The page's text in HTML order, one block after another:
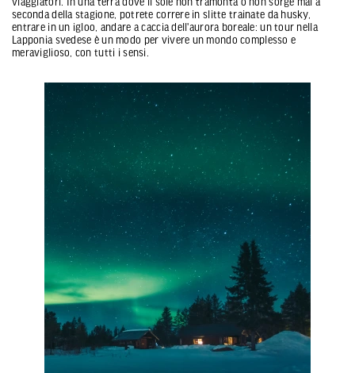
seconda della stagione, potrete correre in slitte trainate da husky,
entrare in un igloo, andare a caccia dell'aurora boreale: un tour nella
Lapponia svedese è un modo per vivere un mondo complesso e
meraviglioso, con tutti i sensi.